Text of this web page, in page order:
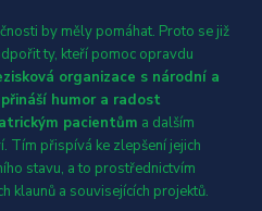
by měly pomáhat. Proto se již
ty, kteří pomoc opravdu
organizace s národní a
přináší humor a radost
pacientům a dalším
Tím přispívá ke zlepšení jejich
stavu, a to prostřednictvím
klaunů a souvisejících projektů.